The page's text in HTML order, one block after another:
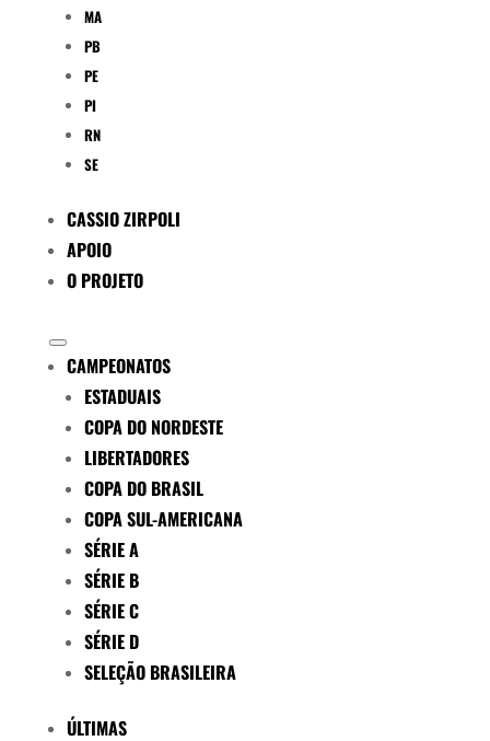
MA
PB
PE
PI
RN
SE
CASSIO ZIRPOLI
APOIO
O PROJETO
CAMPEONATOS
ESTADUAIS
COPA DO NORDESTE
LIBERTADORES
COPA DO BRASIL
COPA SUL-AMERICANA
SÉRIE A
SÉRIE B
SÉRIE C
SÉRIE D
SELEÇÃO BRASILEIRA
ÚLTIMAS